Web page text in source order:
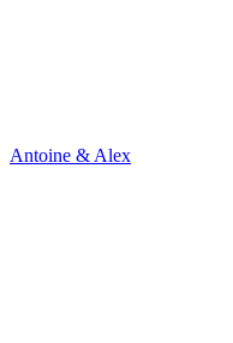
Antoine & Alex